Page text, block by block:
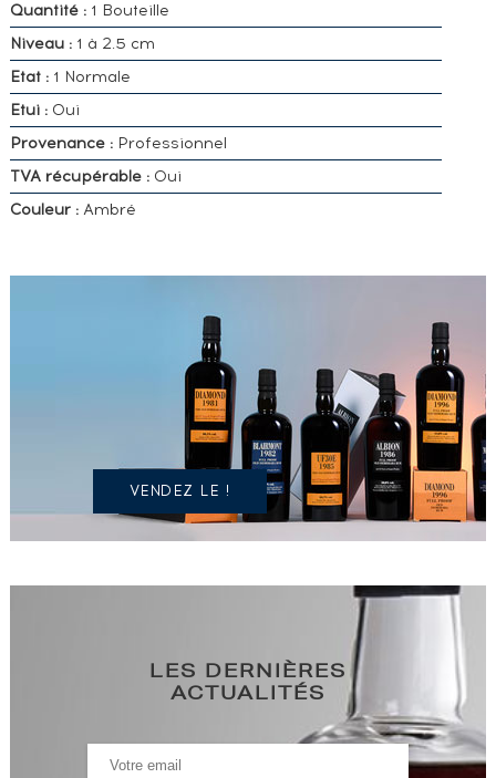
Quantité :1 Bouteille
Niveau :1 à 2.5 cm
Etat :1 Normale
Etui :Oui
Provenance :Professionnel
TVA récupérable :Oui
Couleur :Ambré
POSSÉDEZ
SPIRITUEUX
IDENTIQUE
VENDEZ LE !
LES DERNIÈRES
ACTUALITÉS